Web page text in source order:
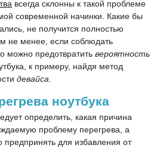
всегда склонны к такой проблеме
современной начинки. Какие бы
не получится полностью
не менее, если соблюдать
можно предотвратить вероятность
к примеру, найдя метод
девайса.
ноутбука
определить, какая причина
проблему перегрева, а
предпринять для избавления от